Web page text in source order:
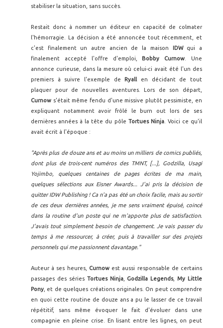
stabiliser la situation, sans succès.
Restait donc à nommer un éditeur en capacité de colmater
l'hémorragie. La décision a été annoncée tout récemment, et
c'est finalement un autre ancien de la maison
IDWqui a
finalement accepté l'offre d'emploi,
Bobby Curnow . Une
annonce curieuse, dans la mesure où celui-ci avait été l'un des
premiers à suivre l'exemple de
Ryall en décidant de tout
plaquer pour de nouvelles aventures. Lors de son départ,
Curnow s'était même fendu d'une missive plutôt pessimiste, en
expliquant notamment avoir frôlé le burn out lors de ses
dernières années à la tête du pôle Tortues Ninja. Voici ce qu'il
avait écrit à l'époque :
"Après plus de douze ans et au moins un milliers de comics publiés,
dont plus de trois-cent numéros des TMNT, [...], Godzilla, Usagi
Yojimbo, quelques centaines de pages écrites de ma main,
quelques sélections aux Eisner Awards... J'ai pris la décision de
quitter IDW Publishing ! Ca n'a pas été un choix facile, mais au sortir
de ces deux dernières années, je me sens vraiment épuisé, coincé
dans la routine d'un poste qui ne m'apporte plus de satisfaction.
J'avais tout simplement besoin de changement. Je vais passer du
temps à me ressourcer, à créer, puis à travailler sur des projets
personnels qui me passionnent davantage."
Auteur à ses heures, Curnowest aussi responsable de certains
passages des séries Tortues Ninja, Godzilla Legends,My Little
Pony , et de quelques créations originales. On peut comprendre
en quoi cette routine de douze ans a pu le lasser de ce travail
répétitif, sans même évoquer le fait d'évoluer dans une
compagnie en pleine crise. En lisant entre les lignes, on peut